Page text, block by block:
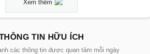
Xem thêm
TIN HỮU ÍCH
các thông tin được quan tâm mỗi ngày